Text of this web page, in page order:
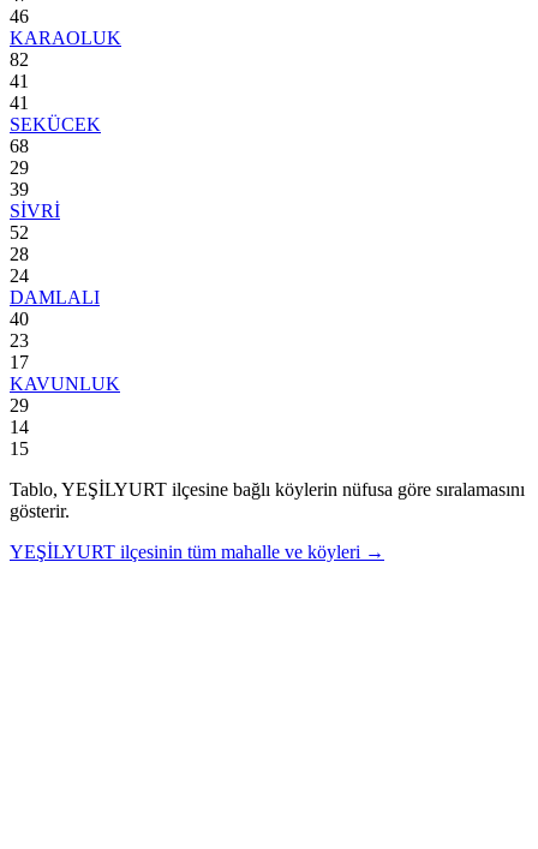
46
KARAOLUK
82
41
41
SEKÜCEK
68
29
39
SİVRİ
52
28
24
DAMLALI
40
23
17
KAVUNLUK
29
14
15
Tablo, YEŞİLYURT ilçesine bağlı köylerin nüfusa göre sıralamasını
gösterir.
YEŞİLYURT ilçesinin tüm mahalle ve köyleri →